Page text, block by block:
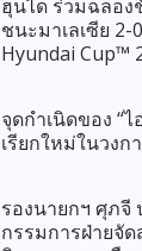
ฮุนได ร่วมฉลอง
ชนะมาเลเซีย 2-
Hyundai Cup™
จุดกำเนิดของ “
เรียกใหม่ในวงก
รองนายกฯ ศุภ
กรรมการฝ่ายจัด